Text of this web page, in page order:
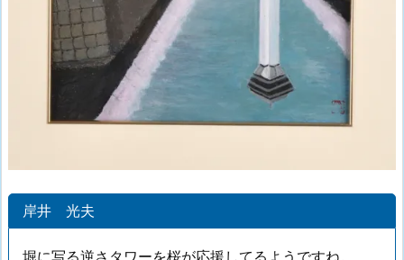
岸井 光夫
堀に写る逆さタワーを桜が応援してるようですね。